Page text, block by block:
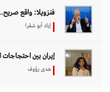
فنزويلا: واقع صريح..
إياد أبو شقرا
إيران بين احتجاجات
هدى رؤوف